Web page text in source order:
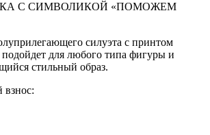
С СИМВОЛИКОЙ «ПОМОЖЕМ
силуэта с принтом
для любого типа фигуры и
стильный образ.
взнос: